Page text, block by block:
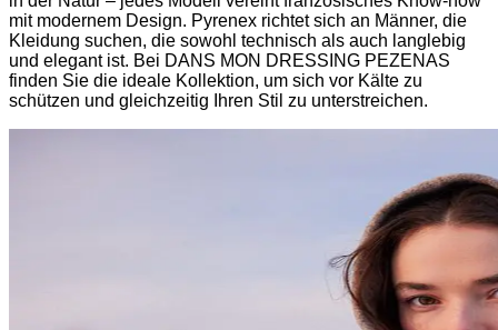
mit modernem Design. Pyrenex richtet sich an Männer, die
Kleidung suchen, die sowohl technisch als auch langlebig
und elegant ist. Bei DANS MON DRESSING PEZENAS
finden Sie die ideale Kollektion, um sich vor Kälte zu
schützen und gleichzeitig Ihren Stil zu unterstreichen.